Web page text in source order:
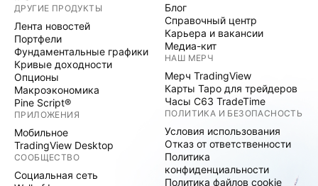
ДРУГИЕ ПРОДУКТЫ
Лента новостей
Портфели
Фундаментальные графики
Кривые доходности
Опционы
Макроэкономика
Pine Script®
ПРИЛОЖЕНИЯ
Мобильное
TradingView Desktop
СООБЩЕСТВО
Социальная сеть
Блог
Справочный центр
Карьера и вакансии
Медиа-кит
НАШ МЕРЧ
Мерч TradingView
Карты Таро для трейдеров
Часы C63 TradeTime
ПОЛИТИКА И БЕЗОПАСНОСТЬ
Условия использования
Отказ от ответственности
Политика
конфиденциальности
Политика файлов cookie